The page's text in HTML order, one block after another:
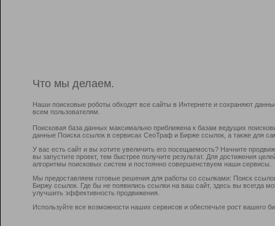
Что мы делаем.
Наши поисковые роботы обходят все сайты в Интернете и сохраняют
всем пользователям.
Поисковая база данных максимально приближена к базам ведущих
данные Поиска ссылок в сервисах СеоТраф и Бирже ссылок, а также для
У вас есть сайт и вы хотите увеличить его посещаемость? Начните
вы запустите проект, тем быстрее получите результат. Для достижения
алгоритмы поисковых систем и постоянно совершенствуем наши сервисы.
Мы предоставляем готовые решения для работы со ссылками: Поиск
Биржу ссылок. Где бы не появились ссылки на ваш сайт, здесь вы всегда
улучшить эффективность продвижения.
Используйте все возможности наших сервисов и обеспечьте рост вашего